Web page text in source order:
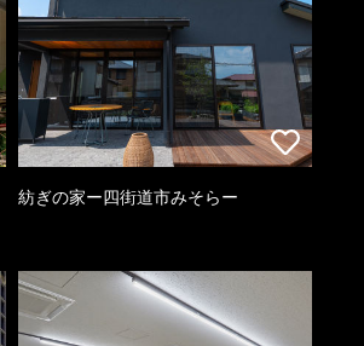
紡ぎの家ー四街道市みそらー